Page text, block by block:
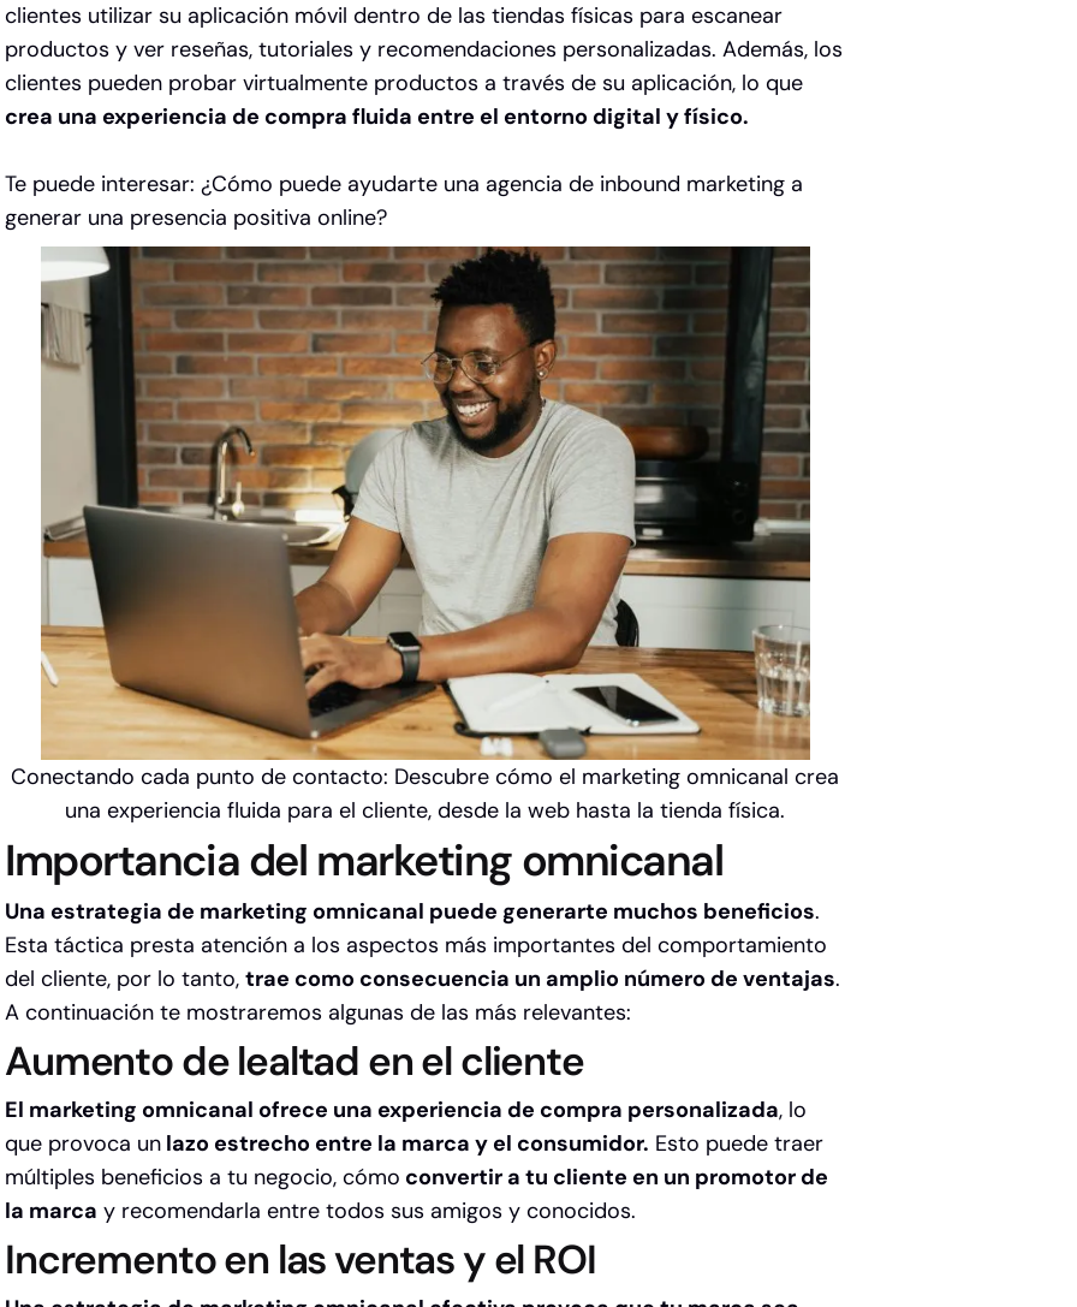
clientes utilizar su aplicación móvil dentro de las tiendas físicas para escanear
productos y ver reseñas, tutoriales y recomendaciones personalizadas. Además, los
clientes pueden probar virtualmente productos a través de su aplicación, lo que
crea una experiencia de compra fluida entre el entorno digital y físico.
Te puede interesar: ¿Cómo puede ayudarte una agencia de inbound marketing a
generar una presencia positiva online?
Conectando cada punto de contacto: Descubre cómo el marketing omnicanal crea
una experiencia fluida para el cliente, desde la web hasta la tienda física.
Importancia del marketing omnicanal
Una estrategia de marketing omnicanal puede generarte muchos beneficios.
Esta táctica presta atención a los aspectos más importantes del comportamiento
del cliente, por lo tanto, trae como consecuencia un amplio número de ventajas.
A continuación te mostraremos algunas de las más relevantes:
Aumento de lealtad en el cliente
El marketing omnicanal ofrece una experiencia de compra personalizada, lo
que provoca un lazo estrecho entre la marca y el consumidor. Esto puede traer
múltiples beneficios a tu negocio, cómo convertir a tu cliente en un promotor de
la marca y recomendarla entre todos sus amigos y conocidos.
Incremento en las ventas y el ROI